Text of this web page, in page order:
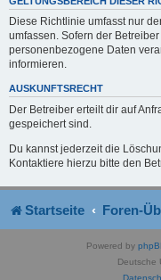
Diese Richtlinie umfasst nur
umfassen. Sofern der
personenbezogene Daten
informieren.
AUSKUNFTSRECHT
Der Betreiber erteilt dir auf
gespeichert sind.
Du kannst jederzeit die
Kontaktiere hierzu bitte den
Startseite Foren-
Powered by
Deutsche